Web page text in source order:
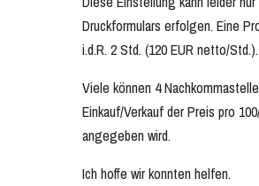
Druckformulars erfolgen. Eine
i.d.R. 2 Std. (120 EUR netto/Std.).
Viele können 4
Einkauf/Verkauf der Preis pro
angegeben wird.
Ich hoffe wir konnten helfen.